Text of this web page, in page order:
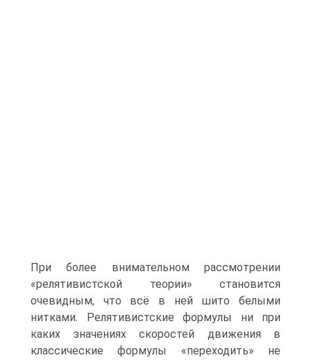
При более внимательном рассмотрении
«релятивистской теории» становится
очевидным, что всё в ней шито белыми
нитками. Релятивистские формулы ни при
каких значениях скоростей движения в
классические формулы «переходить» не